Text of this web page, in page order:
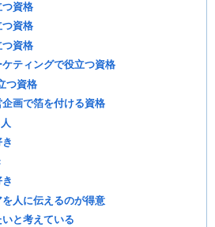
つ資格
つ資格
つ資格
ティングで役立つ資格
つ資格
画で箔を付ける資格
人に伝えるのが得意
と考えている